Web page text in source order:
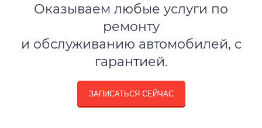
Оказываем любые услуги по
ремонту
и обслуживанию автомобилей, с
гарантией.
ЗАПИСАТЬСЯ СЕЙЧАС